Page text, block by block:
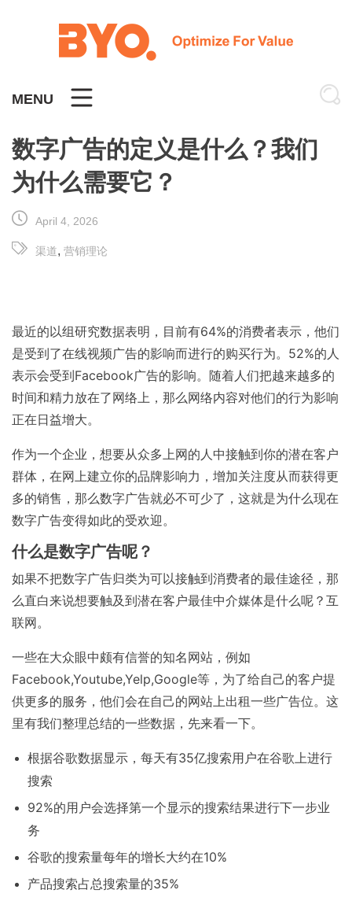
MENU
数字广告的定义是什么？我们
为什么需要它？
April 4, 2026
渠道, 营销理论
最近的以组研究数据表明，目前有64%的消费者表示，他们
是受到了在线视频广告的影响而进行的购买行为。52%的人
表示会受到Facebook广告的影响。随着人们把越来越多的
时间和精力放在了网络上，那么网络内容对他们的行为影响
正在日益增大。
作为一个企业，想要从众多上网的人中接触到你的潜在客户
群体，在网上建立你的品牌影响力，增加关注度从而获得更
多的销售，那么数字广告就必不可少了，这就是为什么现在
数字广告变得如此的受欢迎。
什么是数字广告呢？
如果不把数字广告归类为可以接触到消费者的最佳途径，那
么直白来说想要触及到潜在客户最佳中介媒体是什么呢？互
联网。
一些在大众眼中颇有信誉的知名网站，例如
Facebook,Youtube,Yelp,Google等，为了给自己的客户提
供更多的服务，他们会在自己的网站上出租一些广告位。这
里有我们整理总结的一些数据，先来看一下。
根据谷歌数据显示，每天有35亿搜索用户在谷歌上进行
搜索
92%的用户会选择第一个显示的搜索结果进行下一步业
务
谷歌的搜索量每年的增长大约在10%
产品搜索占总搜索量的35%